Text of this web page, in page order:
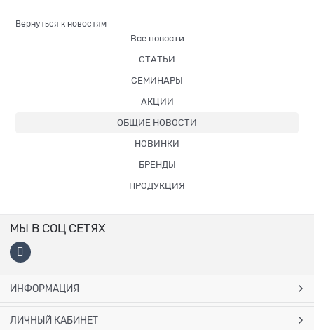
Вернуться к новостям
Все новости
СТАТЬИ
СЕМИНАРЫ
АКЦИИ
ОБЩИЕ НОВОСТИ
НОВИНКИ
БРЕНДЫ
ПРОДУКЦИЯ
МЫ В СОЦ СЕТЯХ
ИНФОРМАЦИЯ
ЛИЧНЫЙ КАБИНЕТ